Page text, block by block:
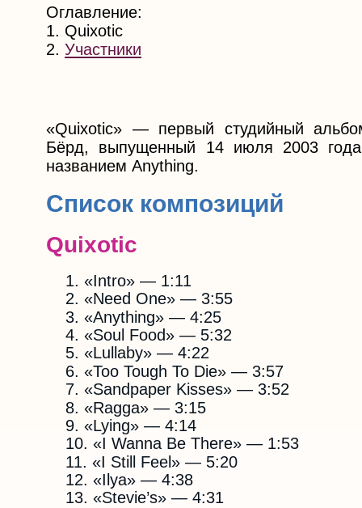
Оглавление:
1. Quixotic
2. Участники
«Quixotic» — первый студийный
Бёрд, выпущенный 14 июля 2003
названием Anything.
Список композиций
Quixotic
«Intro» — 1:11
«Need One» — 3:55
«Anything» — 4:25
«Soul Food» — 5:32
«Lullaby» — 4:22
«Too Tough To Die» — 3:57
«Sandpaper Kisses» — 3:52
«Ragga» — 3:15
«Lying» — 4:14
«I Wanna Be There» — 1:53
«I Still Feel» — 5:20
«Ilya» — 4:38
«Stevie’s» — 4:31